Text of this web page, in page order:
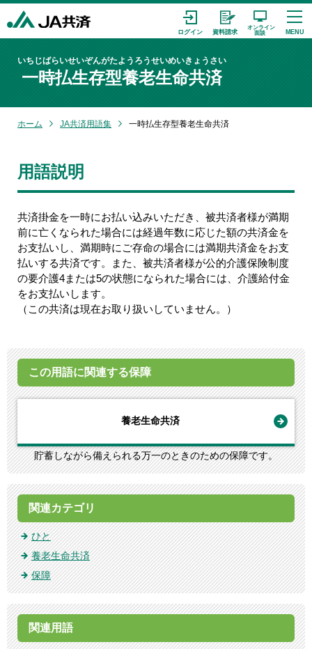
一時払生存型養老生命共済
いちじばらいせいぞんがたようろうせいめいきょうさい
ホーム JA共済用語集 一時払生存型養老生命共済
用語説明
共済掛金を一時にお払い込みいただき、被共済者様が満期
前に亡くなられた場合には経過年数に応じた額の共済金を
お支払いし、満期時にご存命の場合には満期共済金をお支
払いする共済です。また、被共済者様が公的介護保険制度
の要介護4または5の状態になられた場合には、介護給付金
をお支払いします。
（この共済は現在お取り扱いしていません。）
この用語に関連する保障
養老生命共済
貯蓄しながら備えられる万一のときのための保障です。
関連カテゴリ
ひと
養老生命共済
保障
関連用語